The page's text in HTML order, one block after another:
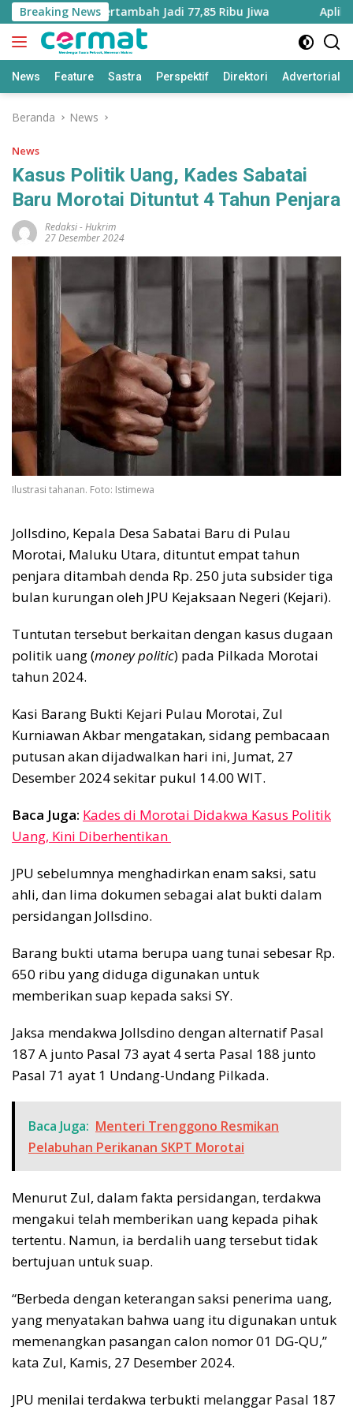
Langsung
ke
konten
Breaking News
Utara Bertambah Jadi 77,85 Ribu Jiwa Aplikasi
News Feature Sastra Perspektif Direktori Advertorial
Beranda News
News
Kasus Politik Uang, Kades Sabatai
Baru Morotai Dituntut 4 Tahun Penjara
Redaksi-Hukrim
27 Desember 2024
Ilustrasi tahanan. Foto: Istimewa
Jollsdino, Kepala Desa Sabatai Baru di Pulau
Morotai, Maluku Utara, dituntut empat tahun
penjara ditambah denda Rp. 250 juta subsider tiga
bulan kurungan oleh JPU Kejaksaan Negeri (Kejari).
Tuntutan tersebut berkaitan dengan kasus dugaan
politik uang (money politic) pada Pilkada Morotai
tahun 2024.
Kasi Barang Bukti Kejari Pulau Morotai, Zul
Kurniawan Akbar mengatakan, sidang pembacaan
putusan akan dijadwalkan hari ini, Jumat, 27
Desember 2024 sekitar pukul 14.00 WIT.
Baca Juga: Kades di Morotai Didakwa Kasus Politik
Uang, Kini Diberhentikan
JPU sebelumnya menghadirkan enam saksi, satu
ahli, dan lima dokumen sebagai alat bukti dalam
persidangan Jollsdino.
Barang bukti utama berupa uang tunai sebesar Rp.
650 ribu yang diduga digunakan untuk
memberikan suap kepada saksi SY.
Jaksa mendakwa Jollsdino dengan alternatif Pasal
187 A junto Pasal 73 ayat 4 serta Pasal 188 junto
Pasal 71 ayat 1 Undang-Undang Pilkada.
Baca Juga: Menteri Trenggono Resmikan
Pelabuhan Perikanan SKPT Morotai
Menurut Zul, dalam fakta persidangan, terdakwa
mengakui telah memberikan uang kepada pihak
tertentu. Namun, ia berdalih uang tersebut tidak
bertujuan untuk suap.
“Berbeda dengan keterangan saksi penerima uang,
yang menyatakan bahwa uang itu digunakan untuk
memenangkan pasangan calon nomor 01 DG-QU,”
kata Zul, Kamis, 27 Desember 2024.
JPU menilai terdakwa terbukti melanggar Pasal 187